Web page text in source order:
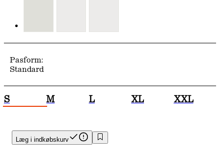
Læg i indkøbskurv
Pasform:
Standard
S M L XL XXL